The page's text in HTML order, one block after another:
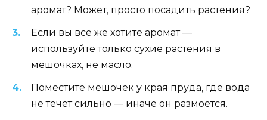
аромат? Может, просто посадить растения?
Если вы всё же хотите аромат —
используйте только сухие растения в
мешочках, не масло.
Поместите мешочек у края пруда, где вода
не течёт сильно — иначе он размоется.